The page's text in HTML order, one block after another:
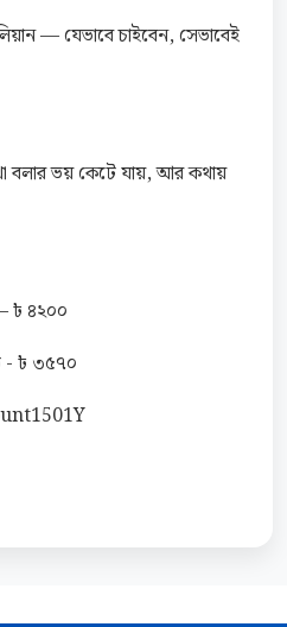
— যেভাবে চাইবেন, সেভাবেই
বলার ভয় কেটে যায়, আর কথায়
৳ ৪২০০
- ৳ ৩৫৭০